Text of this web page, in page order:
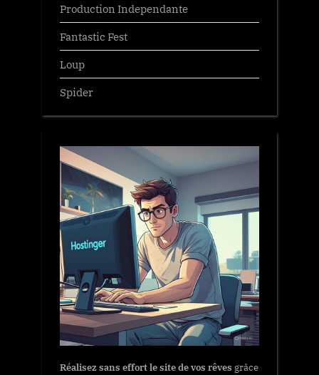
Production Independante
Fantastic Fest
Loup
Spider
Réalisez sans effort le site de vos rêves grâce